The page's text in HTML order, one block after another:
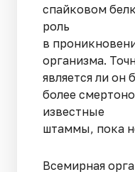
спайковом
роль
в
организма.
является ли он
более
известные
штаммы, пока
Всемирная